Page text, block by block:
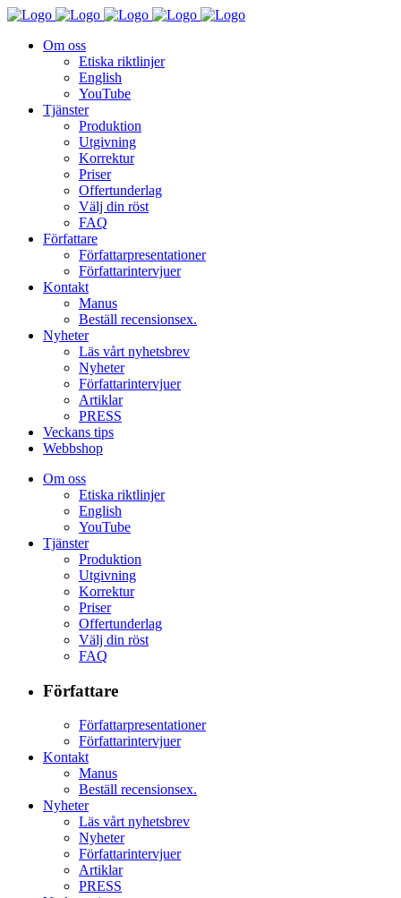
Om oss
Etiska riktlinjer
English
YouTube
Tjänster
Produktion
Utgivning
Korrektur
Priser
Offertunderlag
Välj din röst
FAQ
Författare
Författarpresentationer
Författarintervjuer
Kontakt
Manus
Beställ recensionsex.
Nyheter
Läs vårt nyhetsbrev
Nyheter
Författarintervjuer
Artiklar
PRESS
Veckans tips
Webbshop
Om oss
Etiska riktlinjer
English
YouTube
Tjänster
Produktion
Utgivning
Korrektur
Priser
Offertunderlag
Välj din röst
FAQ
Författare
Författarpresentationer
Författarintervjuer
Kontakt
Manus
Beställ recensionsex.
Nyheter
Läs vårt nyhetsbrev
Nyheter
Författarintervjuer
Artiklar
PRESS